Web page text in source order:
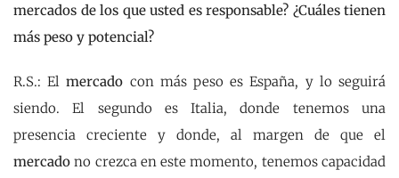
mercados de los que usted es responsable? ¿Cuáles tienen
más peso y potencial?
R.S.: Elmercado con más peso es España, y lo seguirá
siendo. El segundo es Italia, donde tenemos una
presencia creciente y donde, al margen de que el
mercado no crezca en este momento, tenemos capacidad